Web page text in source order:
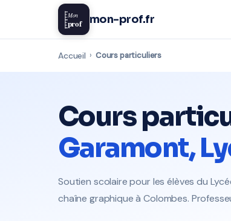
Mon
prof mon-prof.fr
Accueil › Cours particuliers
Cours
Garamont,
Soutien scolaire pour les élèves du
chaîne graphique à Colombes.